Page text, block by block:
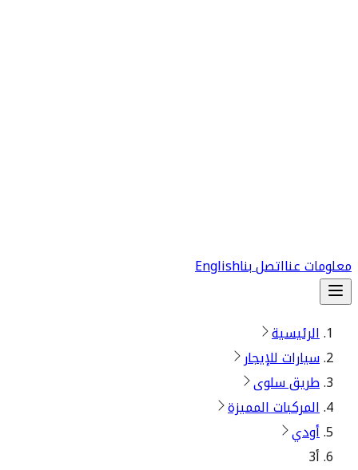
معلومات عنااتصل بناEnglish
الرئيسية
سيارات للإيجار
طريق سلوى
المركبات المميزة
أودي
أ3